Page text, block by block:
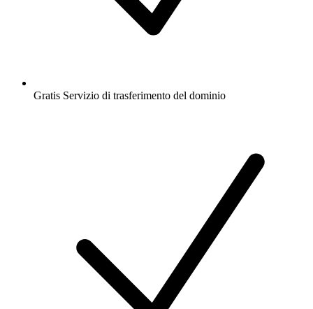
Gratis Servizio di trasferimento del dominio